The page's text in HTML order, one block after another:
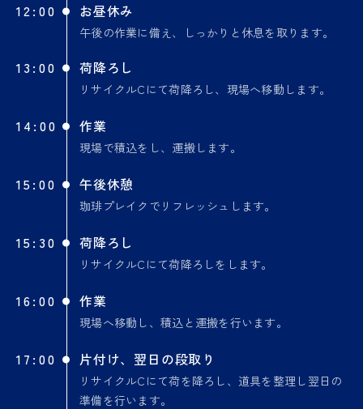
12:00 お昼休み
午後の作業に備え、しっかりと休息を取ります。
13:00 荷降ろし
リサイクルCにて荷降ろし、現場へ移動します。
14:00 作業
現場で積込をし、運搬します。
15:00 午後休憩
珈琲プレイクでリフレッシュします。
15:30 荷降ろし
リサイクルCにて荷降ろしをします。
16:00 作業
現場へ移動し、積込と運搬を行います。
17:00 片付け、翌日の段取り
リサイクルCにて荷を降ろし、道具を整理し翌日の
準備を行います。